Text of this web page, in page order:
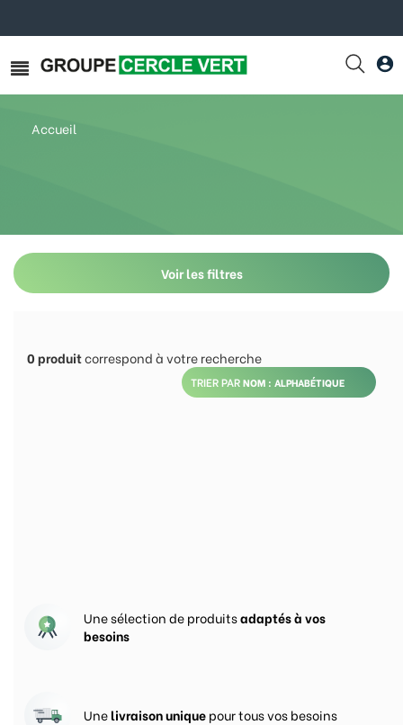
Accueil
Voir les filtres
0produitcorrespond à votre recherche
TRIER PAR
Une sélection de produitsadaptés à vos
besoins
Unelivraison uniquepour tous vos besoins